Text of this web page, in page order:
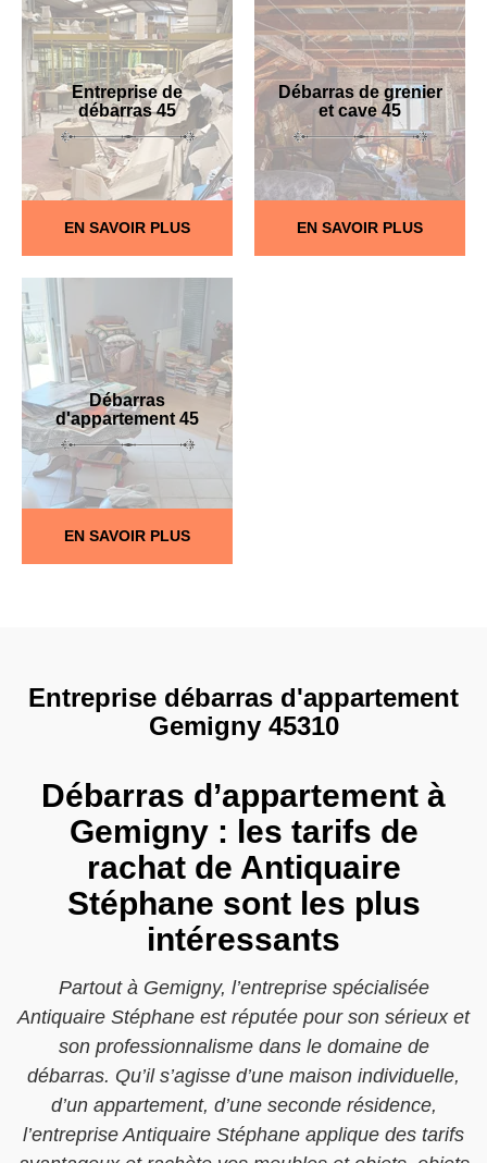
Entreprise de
débarras 45
EN SAVOIR PLUS
Débarras de grenier
et cave 45
EN SAVOIR PLUS
Débarras
d'appartement 45
EN SAVOIR PLUS
Entreprise débarras d'appartement
Gemigny 45310
Débarras d’appartement à
Gemigny : les tarifs de
rachat de Antiquaire
Stéphane sont les plus
intéressants
Partout à Gemigny, l’entreprise spécialisée
Antiquaire Stéphane est réputée pour son sérieux et
son professionnalisme dans le domaine de
débarras. Qu’il s’agisse d’une maison individuelle,
d’un appartement, d’une seconde résidence,
l’entreprise Antiquaire Stéphane applique des tarifs